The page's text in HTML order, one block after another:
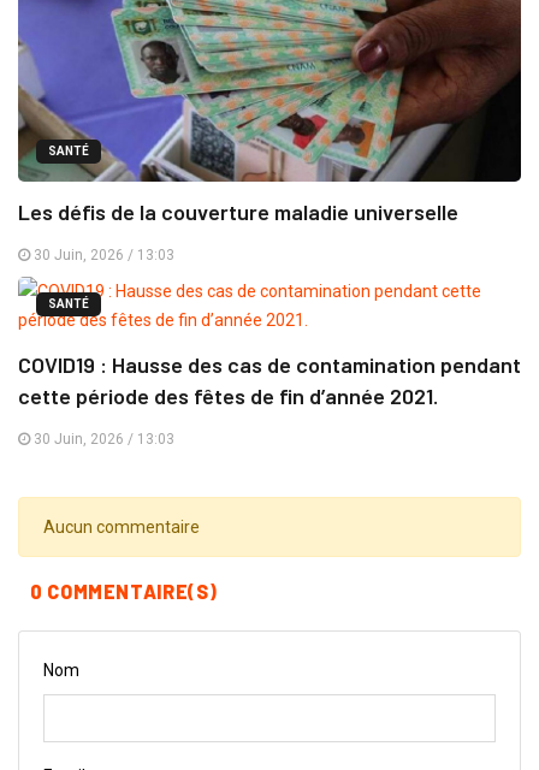
SANTÉ
Les défis de la couverture maladie universelle
30 Juin, 2026 / 13:03
SANTÉ
COVID19 : Hausse des cas de contamination pendant
cette période des fêtes de fin d’année 2021.
30 Juin, 2026 / 13:03
Aucun commentaire
0 COMMENTAIRE(S)
Nom